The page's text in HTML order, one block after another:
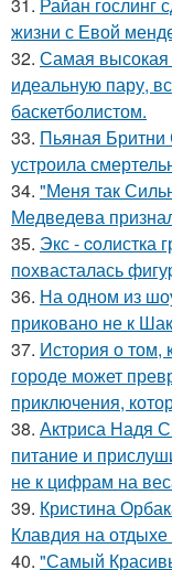
жизни с Евой
32. Самая
идеальную пару,
баскетболистом.
33. Пьяная Бритни
устроила
34. "Меня так
Медведева
35. Экс -
пoхвасталась
36. На одном из
приковано не к
37. История о том,
городе может
приключения,
38. Актриса Надя
питание и
не к цифрам на
39. Кристина
Клавдия на
40. "Самый